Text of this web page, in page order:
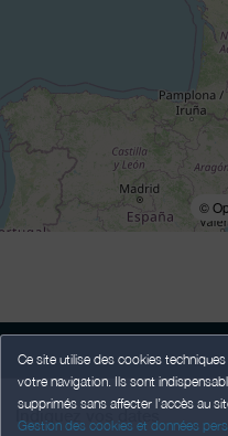
Ce site utilise des cookies
votre navigation. Ils sont
supprimés sans affecter l’accès au
Gestion des cookies et données
©
Mentions légales
Conditions
Propulsé par weebnb ,services
Indiquez vos dates